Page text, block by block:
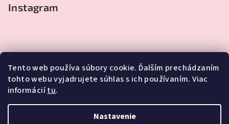
Tento web používa súbory cookie. Ďalším prechádzaním
tohto webu vyjadrujete súhlas s ich používaním. Viac
informáciítu.
Nastavenie
Instagram
Sledovať na Instagrame